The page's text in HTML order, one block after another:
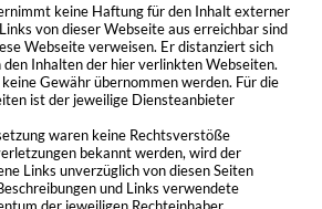
keine Haftung für den Inhalt externer
von dieser Webseite aus erreichbar sind
Webseite verweisen. Er distanziert sich
Inhalten der hier verlinkten Webseiten.
Gewähr übernommen werden. Für die
ist der jeweilige Diensteanbieter
waren keine Rechtsverstöße
bekannt werden, wird der
Links unverzüglich von diesen Seiten
und Links verwendete
der jeweiligen Rechteinhaber.